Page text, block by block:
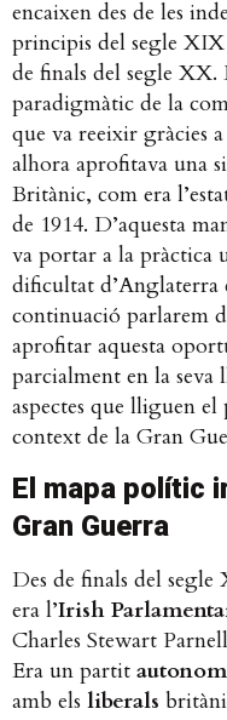
encaixen des de les
principis del segle XIX
de finals del segle XX.
paradigmàtic de la
que va reeixir gràcies
alhora aprofitava una
Britànic, com era
de 1914. D’aquesta
va portar a la pràctica
dificultat d’Anglaterra
continuació parlarem
aprofitar aquesta
parcialment en la seva
aspectes que lliguen
context de la Gran
El mapa polític
Gran Guerra
Des de finals del
era l’Irish
Charles Stewart
Era un partit
amb els liberals